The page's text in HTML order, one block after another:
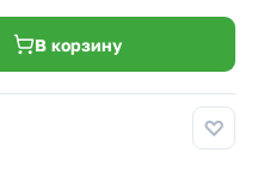
В корзину